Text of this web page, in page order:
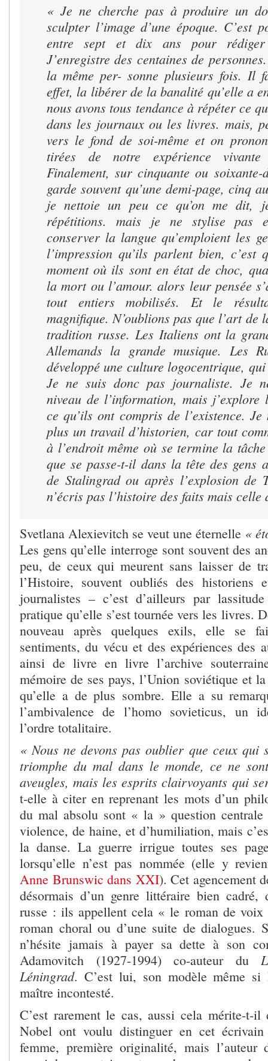
« Je ne cherche pas à produire un
sculpter l’image d’une époque. C’est
entre sept et dix ans pour
J’enregistre des centaines de
la même per- sonne plusieurs fois. Il
effet, la libérer de la banalité qu’elle a
nous avons tous tendance à répéter ce
dans les journaux ou les livres. mais,
vers le fond de soi-même et on
tirées de notre expérience
Finalement, sur cinquante ou
garde souvent qu’une demi-page, cinq
je nettoie un peu ce qu’on me dit,
répétitions. mais je ne stylise pas
conserver la langue qu’emploient les
l’impression qu’ils parlent bien, c’est
moment où ils sont en état de choc,
la mort ou l’amour. alors leur pensée
tout entiers mobilisés. Et le
magnifique. N’oublions pas que l’art de
tradition russe. Les Italiens ont la
Allemands la grande musique. Les
développé une culture logocentrique,
Je ne suis donc pas journaliste. Je
niveau de l’information, mais j’explore
ce qu’ils ont compris de l’existence.
plus un travail d’historien, car tout
à l’endroit même où se termine la
que se passe-t-il dans la tête des gens
de Stalingrad ou après l’explosion de
n’écris pas l’histoire des faits mais celle
Svetlana Alexievitch se veut une éternelle «
Les gens qu’elle interroge sont souvent des
peu, de ceux qui meurent sans laisser de
l’Histoire, souvent oubliés des historiens
journalistes – c’est d’ailleurs par
pratique qu’elle s’est tournée vers les livres.
nouveau après quelques exils, elle se
sentiments, du vécu et des expériences des
ainsi de livre en livre l’archive
mémoire de ses pays, l’Union soviétique et
qu’elle a de plus sombre. Elle a su
l’ambivalence de l’homo sovieticus, un
l’ordre totalitaire.
« Nous ne devons pas oublier que ceux qui
triomphe du mal dans le monde, ce ne
aveugles, mais les esprits clairvoyants qui
t-elle à citer en reprenant les mots d’un
du mal absolu sont « la » question centrale
violence, de haine, et d’humiliation, mais
la danse. La guerre irrigue toutes ses
lorsqu’elle n’est pas nommée (elle y
Anne Brunswic dans XXI). Cet agencement
désormais d’un genre littéraire bien
russe : ils appellent cela « le roman de voix
roman choral ou d’une suite de dialogues.
n’hésite jamais à payer sa dette à son
Adamovitch (1927-1994) co-auteur du
Léningrad. C’est lui, son modèle même si
maître incontesté.
C’est rarement le cas, aussi cela mérite-t-il
Nobel ont voulu distinguer en cet écrivain
femme, première originalité, mais l’auteur